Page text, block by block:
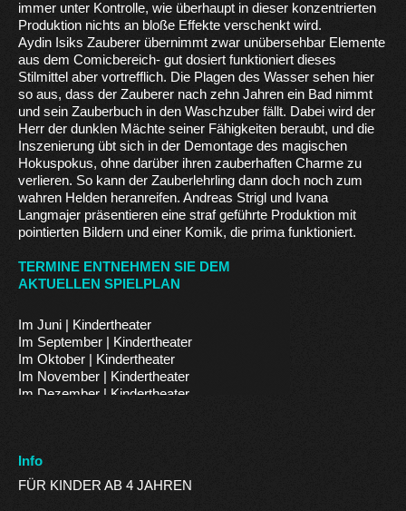
immer unter Kontrolle, wie überhaupt in dieser konzentrierten
Produktion nichts an bloße Effekte verschenkt wird.
Aydin Isiks Zauberer übernimmt zwar unübersehbar Elemente
aus dem Comicbereich- gut dosiert funktioniert dieses
Stilmittel aber vortrefflich. Die Plagen des Wasser sehen hier
so aus, dass der Zauberer nach zehn Jahren ein Bad nimmt
und sein Zauberbuch in den Waschzuber fällt. Dabei wird der
Herr der dunklen Mächte seiner Fähigkeiten beraubt, und die
Inszenierung übt sich in der Demontage des magischen
Hokuspokus, ohne darüber ihren zauberhaften Charme zu
verlieren. So kann der Zauberlehrling dann doch noch zum
wahren Helden heranreifen. Andreas Strigl und Ivana
Langmajer präsentieren eine straf geführte Produktion mit
pointierten Bildern und einer Komik, die prima funktioniert.
Info
FÜR KINDER AB 4 JAHREN